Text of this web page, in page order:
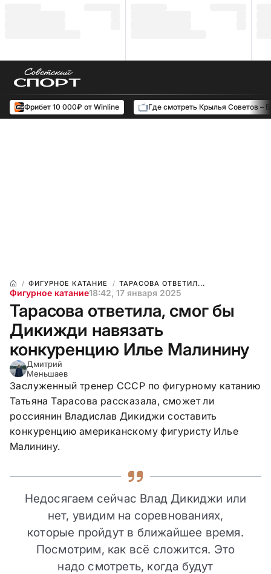
Фрибет 10 000₽ от Winline Где смотреть Крылья Советов –
ФИГУРНОЕ КАТАНИЕ ТАРАСОВА ОТВЕТИЛ...
Фигурное катание18:42, 17 января 2025
Тарасова ответила, смог бы
Дикижди навязать
конкуренцию Илье Малинину
Дмитрий
Меньшаев
Заслуженный тренер СССР по фигурному катанию
Татьяна Тарасова рассказала, сможет ли
россиянин Владислав Дикиджи составить
конкуренцию американскому фигуристу Илье
Малинину.
Недосягаем сейчас Влад Дикиджи или
нет, увидим на соревнованиях,
которые пройдут в ближайшее время.
Посмотрим, как всё сложится. Это
надо смотреть, когда будут